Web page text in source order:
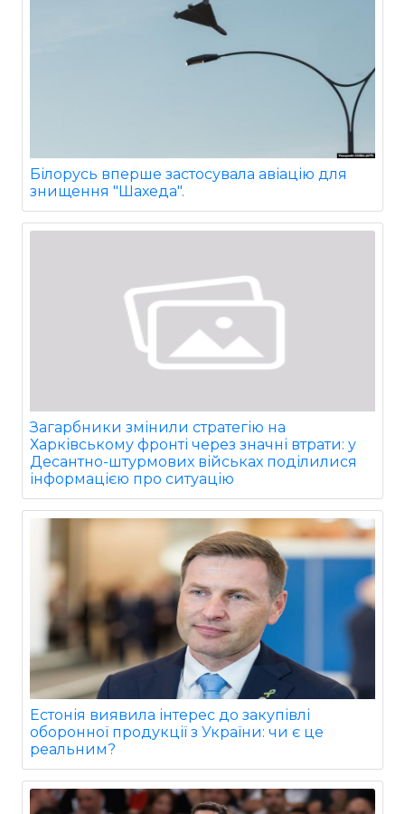
Білорусь вперше застосувала авіацію для
знищення "Шахеда".
Загарбники змінили стратегію на
Харківському фронті через значні втрати: у
Десантно-штурмових військах поділилися
інформацією про ситуацію
Естонія виявила інтерес до закупівлі
оборонної продукції з України: чи є це
реальним?